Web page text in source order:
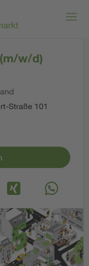
w/d)
Straße 101